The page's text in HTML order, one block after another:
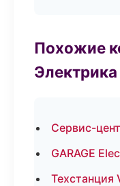
Похожие
Сервис-
GARAGE